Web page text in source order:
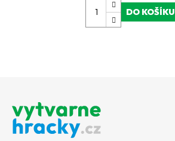
DO KOŠÍKU